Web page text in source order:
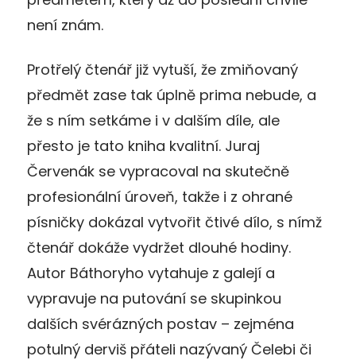
není znám.
Protřelý čtenář již vytuší, že zmiňovaný
předmět zase tak úplně prima nebude, a
že s ním setkáme i v dalším díle, ale
přesto je tato kniha kvalitní. Juraj
Červenák se vypracoval na skutečně
profesionální úroveň, takže i z ohrané
písničky dokázal vytvořit čtivé dílo, s nímž
čtenář dokáže vydržet dlouhé hodiny.
Autor Báthoryho vytahuje z galejí a
vypravuje na putování se skupinkou
dalších svérázných postav – zejména
potulný derviš přáteli nazývaný Čelebi či